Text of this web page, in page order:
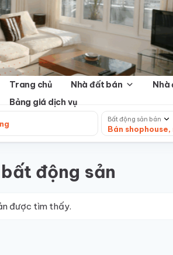
Trang chủ Nhà đất bán Nhà
Bảng giá dịch vụ
Bất động sản bán
Bán shophouse,
động sản
được tìm thấy.